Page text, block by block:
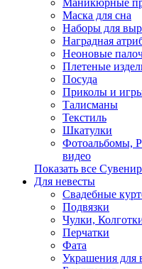
Маникюрные
Маска для сна
Наборы для
Наградная
Неоновые
Плетеные
Посуда
Приколы и
Талисманы
Текстиль
Шкатулки
Фотоальбомы,
видео
Показать все
Для невесты
Свадебные
Подвязки
Чулки,
Перчатки
Фата
Украшения для